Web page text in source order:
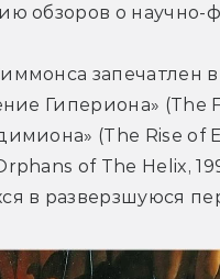
обзоров о научно-
запечатлен в
Гипериона» (The
(The Rise of
of The Helix,
в разверзшуюся